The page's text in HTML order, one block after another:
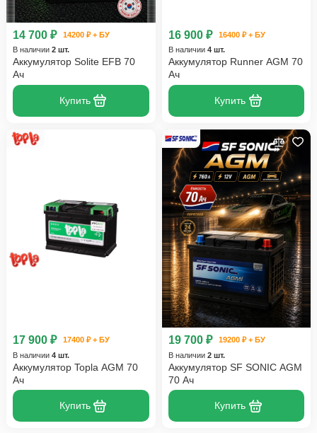
14 700 ₽
14200 ₽ + БУ
В наличии 2 шт.
Аккумулятор Solite EFB 70
Ач
Купить
16 900 ₽
16400 ₽ + БУ
В наличии 4 шт.
Аккумулятор Runner AGM 70
Ач
Купить
17 900 ₽
17400 ₽ + БУ
В наличии 4 шт.
Аккумулятор Topla AGM 70
Ач
Купить
19 700 ₽
19200 ₽ + БУ
В наличии 2 шт.
Аккумулятор SF SONIC AGM
70 Ач
Купить